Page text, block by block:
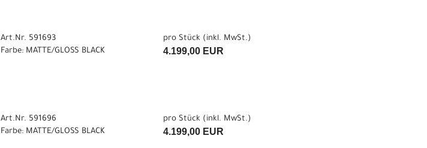
Art.Nr. 591693
Farbe: MATTE/GLOSS BLACK
pro Stück (inkl. MwSt.)
4.199,00 EUR
Art.Nr. 591696
Farbe: MATTE/GLOSS BLACK
pro Stück (inkl. MwSt.)
4.199,00 EUR